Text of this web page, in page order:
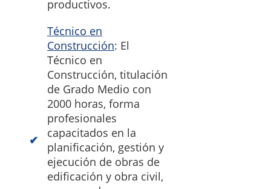
productivos.
Técnico en
Construcción: El
Técnico en
Construcción, titulación
de Grado Medio con
2000 horas, forma
profesionales
capacitados en la
planificación, gestión y
ejecución de obras de
edificación y obra civil,